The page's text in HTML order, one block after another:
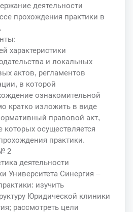
деятельности
прохождения практики в
характеристики
и локальных
актов, регламентов
в которой
ознакомительной
кратко изложить в виде
правовой акт,
которых осуществляется
практики.
2
деятельности
Университета Синергия –
изучить
Юридической клиники
рассмотреть цели